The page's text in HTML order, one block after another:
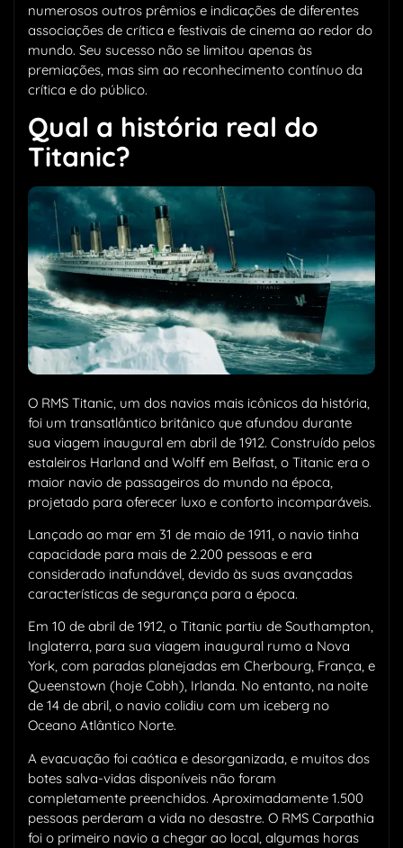
numerosos outros prêmios e indicações de diferentes
associações de crítica e festivais de cinema ao redor do
mundo. Seu sucesso não se limitou apenas às
premiações, mas sim ao reconhecimento contínuo da
crítica e do público.
Qual a história real do
Titanic?
O RMS Titanic, um dos navios mais icônicos da história,
foi um transatlântico britânico que afundou durante
sua viagem inaugural em abril de 1912. Construído pelos
estaleiros Harland and Wolff em Belfast, o Titanic era o
maior navio de passageiros do mundo na época,
projetado para oferecer luxo e conforto incomparáveis.
Lançado ao mar em 31 de maio de 1911, o navio tinha
capacidade para mais de 2.200 pessoas e era
considerado inafundável, devido às suas avançadas
características de segurança para a época.
Em 10 de abril de 1912, o Titanic partiu de Southampton,
Inglaterra, para sua viagem inaugural rumo a Nova
York, com paradas planejadas em Cherbourg, França, e
Queenstown (hoje Cobh), Irlanda. No entanto, na noite
de 14 de abril, o navio colidiu com um iceberg no
Oceano Atlântico Norte.
A evacuação foi caótica e desorganizada, e muitos dos
botes salva-vidas disponíveis não foram
completamente preenchidos. Aproximadamente 1.500
pessoas perderam a vida no desastre. O RMS Carpathia
foi o primeiro navio a chegar ao local, algumas horas